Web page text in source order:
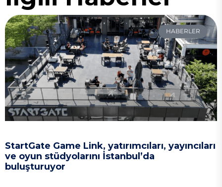
HABERLER
StartGate Game Link, yatırımcıları, yayıncıları
ve oyun stüdyolarını İstanbul’da
buluşturuyor